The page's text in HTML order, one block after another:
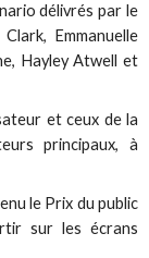
délivrés par le
Emmanuelle
Hayley Atwell et
et ceux de la
principaux, à
le Prix du public
sur les écrans